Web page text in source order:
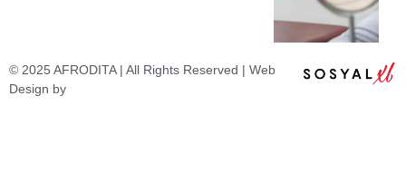
© 2025 AFRODITA | All Rights Reserved | Web
Design by